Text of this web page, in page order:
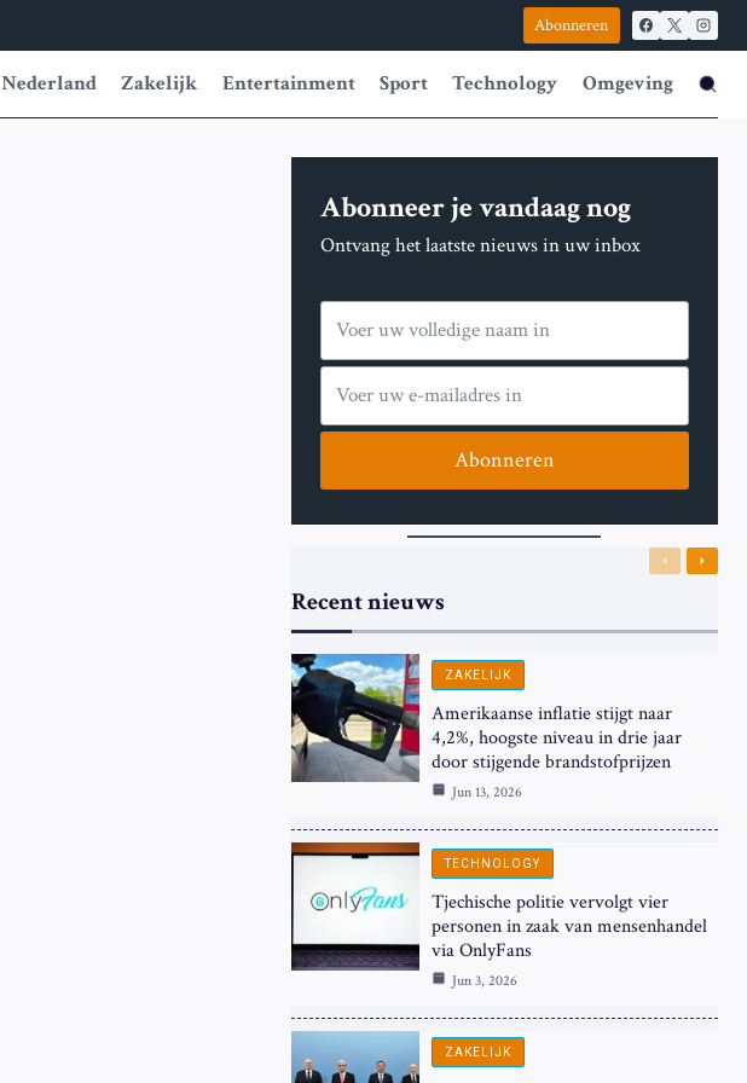
Abonneren
Nederland Zakelijk Entertainment Sport Technology Omgeving
Abonneer je vandaag nog
Ontvang het laatste nieuws in uw inbox
Abonneren
Recent nieuws
Previous
Next
ZAKELIJK
Amerikaanse inflatie stijgt naar
4,2%, hoogste niveau in drie jaar
door stijgende brandstofprijzen
Jun 13, 2026
TECHNOLOGY
Tjechische politie vervolgt vier
personen in zaak van mensenhandel
via OnlyFans
Jun 3, 2026
ZAKELIJK